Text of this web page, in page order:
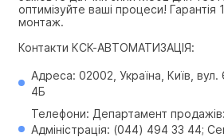
оптимізуйте ваші процеси! Гарантія
монтаж.
Контакти КСК-АВТОМАТИЗАЦІЯ:
Адреса: 02002, Україна, Київ,
4Б
Телефони: Департамент
Адміністрація: (044) 494 33 44;